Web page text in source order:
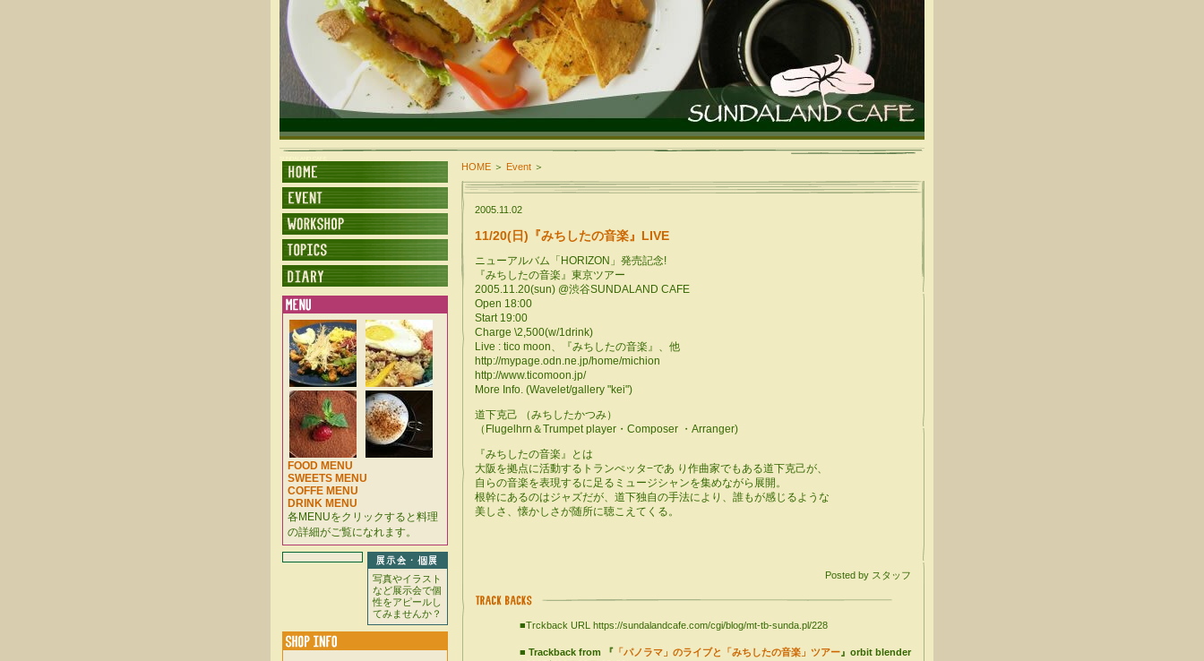
HOME ＞ Event ＞
2005.11.02
11/20(日)『みちしたの音楽』LIVE
ニューアルバム「HORIZON」発売記念!
『みちしたの音楽』東京ツアー
2005.11.20(sun) @渋谷SUNDALAND CAFE
Open 18:00
Start 19:00
Charge \2,500(w/1drink)
Live : tico moon、『みちしたの音楽』、他
http://mypage.odn.ne.jp/home/michion
http://www.ticomoon.jp/
More Info. (Wavelet/gallery "kei")
道下克己 （みちしたかつみ）
（Flugelhrn＆Trumpet player・Composer ・Arranger)
『みちしたの音楽』とは
大阪を拠点に活動するトランぺッタ−であ り作曲家でもある道下克己が、
自らの音楽を表現するに足るミュージシャンを集めながら展開。
根幹にあるのはジャズだが、道下独自の手法により、誰もが感じるような
美しさ、懐かしさが随所に聴こえてくる。
Posted by スタッフ
■Trckback URL https://sundalandcafe.com/cgi/blog/mt-tb-sunda.pl/228
■ Trackback from 『 「パノラマ」のライブと「みちしたの音楽」ツアー 』orbit blender
FOOD MENU
SWEETS MENU
COFFE MENU
DRINK MENU
各MENUをクリックすると料理
の詳細がご覧になれます。
写真やイラスト
など展示会で個
性をアピールし
てみませんか？